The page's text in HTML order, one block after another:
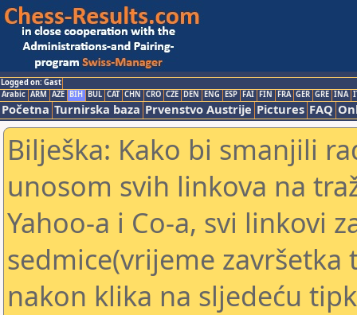
Logged on: Gast
Arabic ARM AZE BIH BUL CAT CHN CRO CZE DEN ENG ESP FAI FIN FRA GER GRE INA
Početna Turnirska baza Prvenstvo Austrije Pictures FAQ
Bilješka: Kako bi smanjili
unosom svih linkova na
Yahoo-a i Co-a, svi linkovi
sedmice(vrijeme
nakon klika na sljedeću